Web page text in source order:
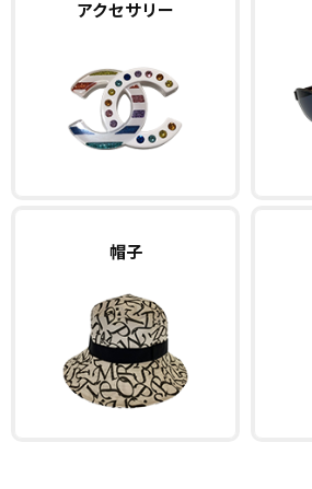
アクセサリー
帽子